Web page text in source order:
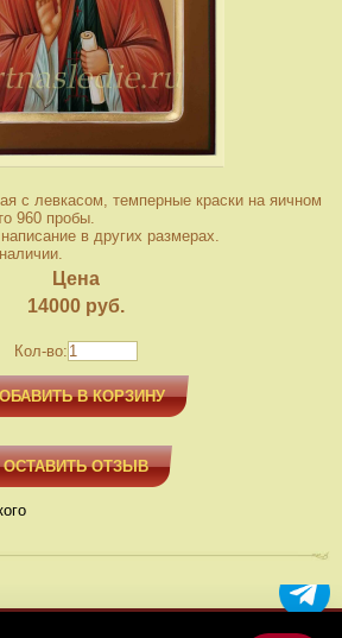
с левкасом, темперные краски на яичном
960 пробы.
в других размерах.
Цена
14000 руб.
Кол-во:
В КОРЗИНУ
ОСТАВИТЬ ОТЗЫВ